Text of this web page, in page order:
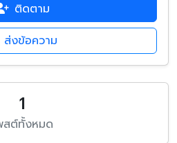
ติดตาม
ส่งข้อความ
1
สต์ทั้งหมด